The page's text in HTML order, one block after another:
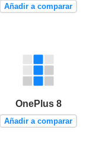
Añadir a comparar
OnePlus 8
Añadir a comparar